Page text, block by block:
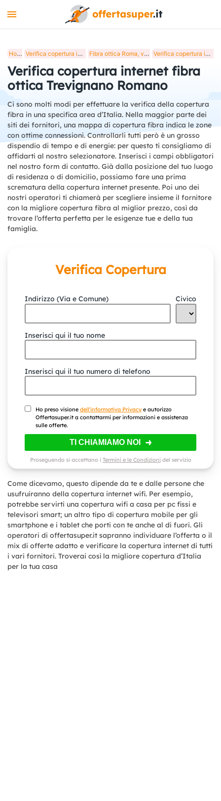
MOBILE
LUCE E GAS
STREAMING
STRUMENTI +
BLOG
Home Verifica copertura internet fibra ottica in Italia Fibra ottica Roma, verifica copertura internet Verifica copertura internet fibra ottica Trevignano Romano
Verifica copertura internet fibra
ottica Trevignano Romano
Ci sono molti modi per effettuare la verifica della copertura
fibra in una specifica area d’Italia. Nella maggior parte dei
siti dei fornitori, una mappa di copertura fibra indica le zone
con ottime connessioni. Controllarli tutti però è un grosso
dispendio di tempo e di energie: per questo ti consigliamo di
affidarti al nostro selezionatore. Inserisci i campi obbligatori
nel nostro form di contatto. Già dalla posizione del tuo luogo
di residenza o di domicilio, possiamo fare una prima
scrematura della copertura internet presente. Poi uno dei
nostri operatori ti chiamerà per scegliere insieme il fornitore
con la migliore copertura fibra al miglior prezzo, così da
trovare l’offerta perfetta per le esigenze tue e della tua
famiglia.
Verifica Copertura
Indirizzo (Via e Comune) Civico
Inserisci qui il tuo nome
Inserisci qui il tuo numero di telefono
Ho preso visionedell'informativa Privacye autorizzo
Offertasuper.it a contattarmi per informazioni e assistenza
sulle offerte.
TI CHIAMIAMO NOI
Proseguendo si accettano i Termini e le Condizioni del servizio
Come dicevamo, questo dipende da te e dalle persone che
usufruiranno della copertura internet wifi. Per esempio,
potrebbe servirti una copertura wifi a casa per pc fissi e
televisori smart; un altro tipo di copertura mobile per gli
smartphone e i tablet che porti con te anche al di fuori. Gli
operatori di offertasuper.it sapranno individuare l’offerta o il
mix di offerte adatto e verificare la copertura internet di tutti
i vari fornitori. Troverai così la migliore copertura d’Italia
per la tua casa